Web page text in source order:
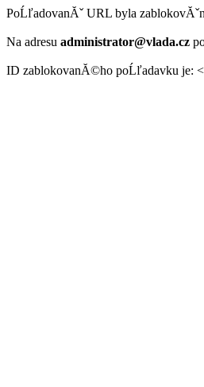
PoĹľadovanĂˇ URL byla
Na adresu administrator@vlada.cz
ID zablokovanĂ©ho poĹľadavku je: